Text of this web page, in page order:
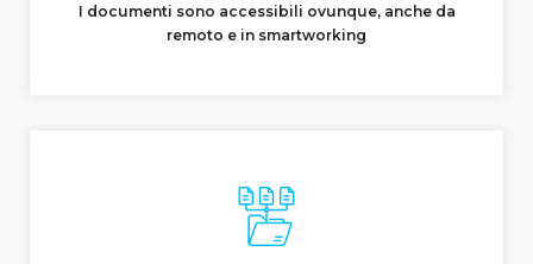
I documenti sono accessibili ovunque, anche da
remoto e in smartworking